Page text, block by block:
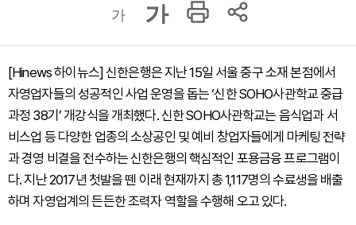
가 가
[Hinews 하이뉴스] 신한은행은 지난 15일 서울 중구 소재 본점에서
자영업자들의 성공적인 사업 운영을 돕는 ‘신한 SOHO사관학교 중급
과정 38기’ 개강식을 개최했다. 신한 SOHO사관학교는 음식업과 서
비스업 등 다양한 업종의 소상공인 및 예비 창업자들에게 마케팅 전략
과 경영 비결을 전수하는 신한은행의 핵심적인 포용금융 프로그램이
다. 지난 2017년 첫발을 뗀 이래 현재까지 총 1,117명의 수료생을 배출
하며 자영업계의 든든한 조력자 역할을 수행해 오고 있다.